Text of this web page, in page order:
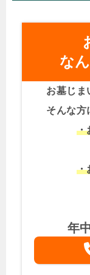
な
お墓じま
そんな方
・
・
年